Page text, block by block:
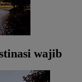
wajib